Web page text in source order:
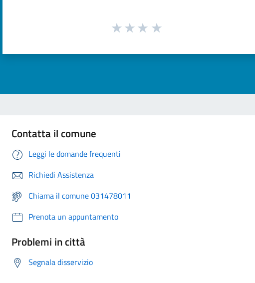
Contatta il comune
Leggi le domande frequenti
Richiedi Assistenza
Chiama il comune 031478011
Prenota un appuntamento
Problemi in città
Segnala disservizio